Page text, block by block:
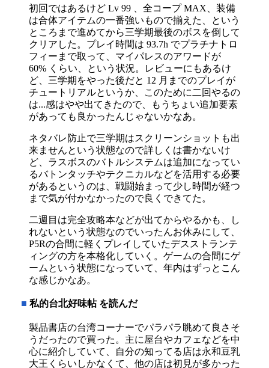
初回ではあるけど Lv 99 、全コープ MAX、装備
は合体アイテムの一番強いもので揃えた、という
ところまで進めてから三学期最後のボスを倒して
クリアした。プレイ時間は 93.7h でプラチナトロ
フィーまで取って、マイパレスのアワードが
60% くらい、という状況。レビューにもあるけ
ど、三学期をやった後だと 12 月までのプレイが
チュートリアルというか、このために二回やるの
は...感はやや出てきたので、もうちょい追加要素
があっても良かったんじゃないかなあ。
ネタバレ防止で三学期はスクリーンショットも出
来ませんという状態なので詳しくは書かないけ
ど、ラスボスのバトルシステムは追加になってい
るバトンタッチやテクニカルなどを活用する必要
があるというのは、戦闘始まって少し時間が経つ
まで気が付かなかったので良くできてた。
二週目は完全攻略本などが出てからやるかも、し
れないという状態なのでいったんお休みにして、
P5Rの合間に軽くプレイしていたデスストランテ
ィングの方を本格化していく。ゲームの合間にゲ
ームという状態になっていて、年内はずっとこん
な感じかなあ。
■ 私的台北好味帖 を読んだ
製品書店の台湾コーナーでパラパラ眺めて良さそ
うだったので買った。主に屋台やカフェなどを中
心に紹介していて、自分の知ってる店は永和豆乳
大王くらいしかなくて、他の店は初見が多かった